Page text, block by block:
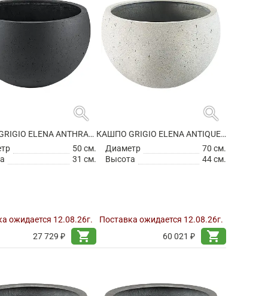
search
КАШПО GRIGIO ELENA ANTHRACITE
50 см.
31 см.
ожидается 12.08.26г.
27 729 ₽
shopping_cart
search
КАШПО GRIGIO ELENA ANTIQUE WHITE
Диаметр
70 см.
Высота
44 см.
Поставка ожидается 12.08.26г.
60 021 ₽
shopping_cart